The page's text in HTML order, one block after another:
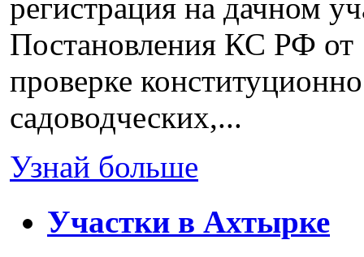
регистрация на дачном
Постановления КС РФ
проверке
садоводческих,...
Узнай больше
Участки в Ахтырке